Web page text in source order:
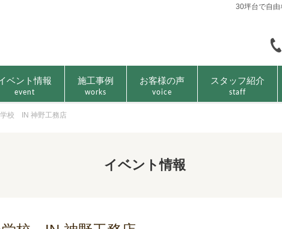
30坪台で自
ベント情報
event
施工事例
works
お客様の声
voice
スタッフ紹介
staff
校 IN 神野工務店
イベント情報